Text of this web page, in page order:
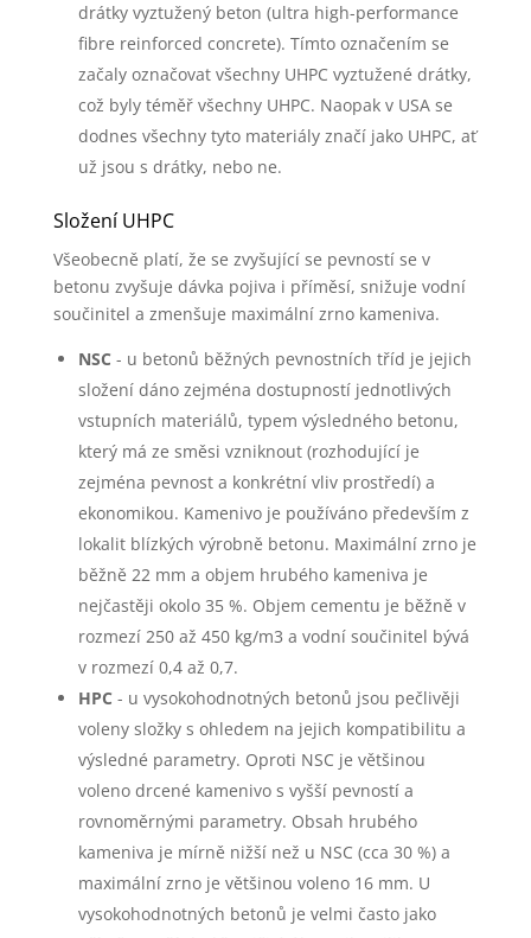
drátky vyztužený beton (ultra high-performance
fibre reinforced concrete). Tímto označením se
začaly označovat všechny UHPC vyztužené drátky,
což byly téměř všechny UHPC. Naopak v USA se
dodnes všechny tyto materiály značí jako UHPC, ať
už jsou s drátky, nebo ne.
Složení UHPC
Všeobecně platí, že se zvyšující se pevností se v
betonu zvyšuje dávka pojiva i příměsí, snižuje vodní
součinitel a zmenšuje maximální zrno kameniva.
NSC - u betonů běžných pevnostních tříd je jejich
složení dáno zejména dostupností jednotlivých
vstupních materiálů, typem výsledného betonu,
který má ze směsi vzniknout (rozhodující je
zejména pevnost a konkrétní vliv prostředí) a
ekonomikou. Kamenivo je používáno především z
lokalit blízkých výrobně betonu. Maximální zrno je
běžně 22 mm a objem hrubého kameniva je
nejčastěji okolo 35 %. Objem cementu je běžně v
rozmezí 250 až 450 kg/m3 a vodní součinitel bývá
v rozmezí 0,4 až 0,7.
HPC - u vysokohodnotných betonů jsou pečlivěji
voleny složky s ohledem na jejich kompatibilitu a
výsledné parametry. Oproti NSC je většinou
voleno drcené kamenivo s vyšší pevností a
rovnoměrnými parametry. Obsah hrubého
kameniva je mírně nižší než u NSC (cca 30 %) a
maximální zrno je většinou voleno 16 mm. U
vysokohodnotných betonů je velmi často jako